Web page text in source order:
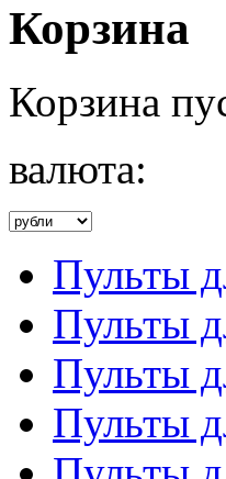
Корзина
Корзина
валюта:
Пульты
Пульты
Пульты
Пульты